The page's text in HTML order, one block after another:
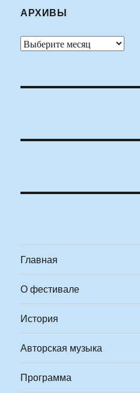
АРХИВЫ
Архивы
Главная
О фестивале
История
Авторская музыка
Программа